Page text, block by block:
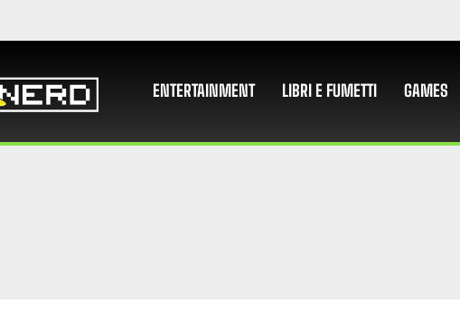
ENTERTAINMENT LIBRI E FUMETTI GAMES